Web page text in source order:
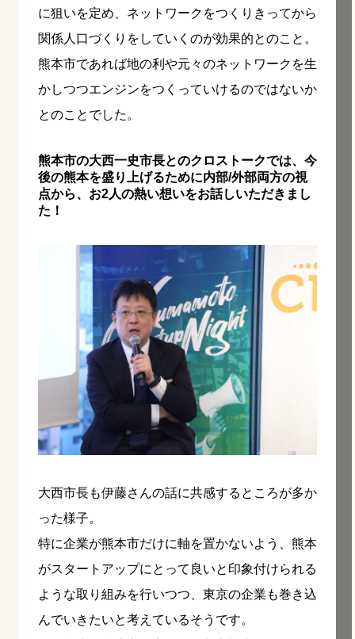
に狙いを定め、ネットワークをつくりきってから
関係人口づくりをしていくのが効果的とのこと。
熊本市であれば地の利や元々のネットワークを生
かしつつエンジンをつくっていけるのではないか
とのことでした。
熊本市の大西一史市長とのクロストークでは、今
後の熊本を盛り上げるために内部/外部両方の視
点から、お2人の熱い想いをお話しいただきまし
た！
大西市長も伊藤さんの話に共感するところが多か
った様子。
特に企業が熊本市だけに軸を置かないよう、熊本
がスタートアップにとって良いと印象付けられる
ような取り組みを行いつつ、東京の企業も巻き込
んでいきたいと考えているそうです。